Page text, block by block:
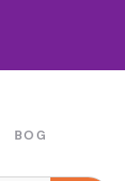
BOG